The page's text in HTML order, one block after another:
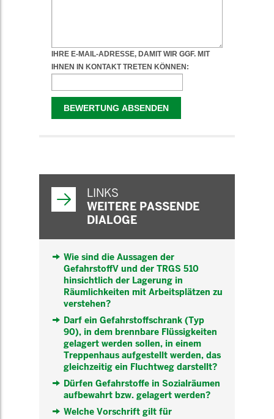
LINKS
WEITERE PASSENDE
DIALOGE
Wie sind die Aussagen der
GefahrstoffV und der TRGS 510
hinsichtlich der Lagerung in
Räumlichkeiten mit Arbeitsplätzen zu
verstehen?
Darf ein Gefahrstoffschrank (Typ
90), in dem brennbare Flüssigkeiten
gelagert werden sollen, in einem
Treppenhaus aufgestellt werden, das
gleichzeitig ein Fluchtweg darstellt?
Dürfen Gefahrstoffe in Sozialräumen
aufbewahrt bzw. gelagert werden?
Welche Vorschrift gilt für